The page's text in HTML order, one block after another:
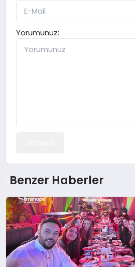
Yorumunuz:
Benzer Haberler